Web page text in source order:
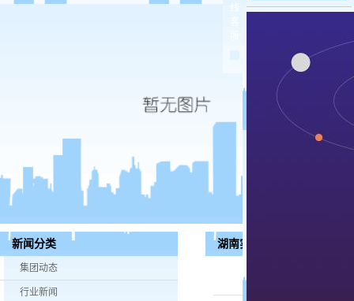
公司团队
实木油
实木3d
烤瓷
实木复
新闻分类
集团动态
行业新闻
湖南实木门和实木复合门的